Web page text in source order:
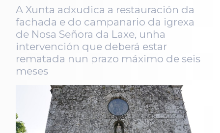
A Xunta adxudica a restauración da
fachada e do campanario da igrexa
de Nosa Señora da Laxe, unha
intervención que deberá estar
rematada nun prazo máximo de seis
meses